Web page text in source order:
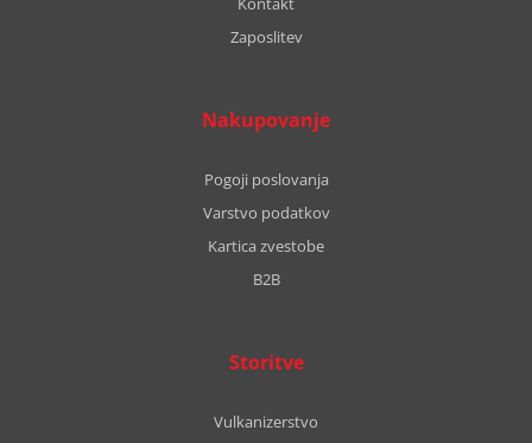
Zaposlitev
Nakupovanje
Pogoji poslovanja
Varstvo podatkov
Kartica zvestobe
B2B
Storitve
Vulkanizerstvo